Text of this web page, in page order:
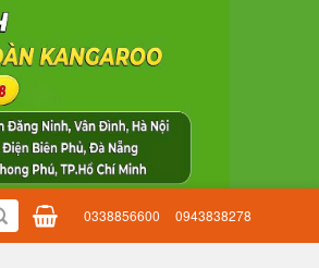
0338856600 0943838278